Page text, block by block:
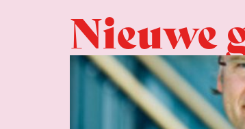
Nieuwe